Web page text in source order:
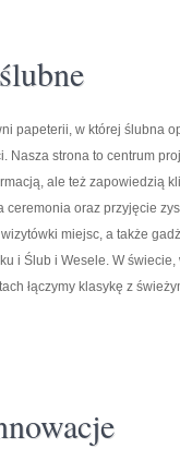
papeterii, w której ślubna
Nasza strona to centrum
ale też zapowiedzią
ceremonia oraz przyjęcie
miejsc, a także
i Ślub i Wesele. W
łączymy klasykę z